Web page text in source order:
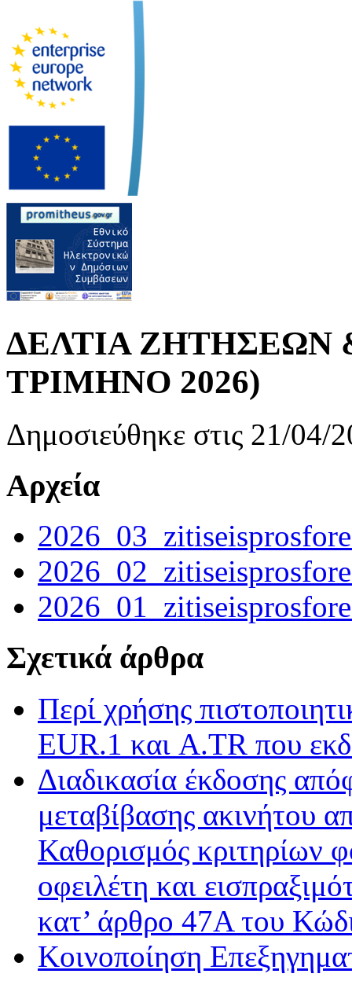
ΔΕΛΤΙΑ
ΤΡΙΜΗΝΟ 2026)
Δημοσιεύθηκε στις 21/04/
Αρχεία
Σχετικά άρθρα
Περί χρήσης
EUR.1 και A.TR που
Διαδικασία έκδοσης
μεταβίβασης ακινήτου
Καθορισμός κριτηρίων
οφειλέτη και
κατ’ άρθρο 47Α του
Κοινοποίηση